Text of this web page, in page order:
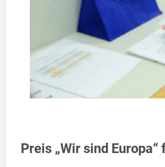
Preis „Wir sind